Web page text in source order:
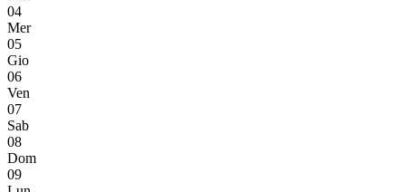
04
Mer
05
Gio
06
Ven
07
Sab
08
Dom
09